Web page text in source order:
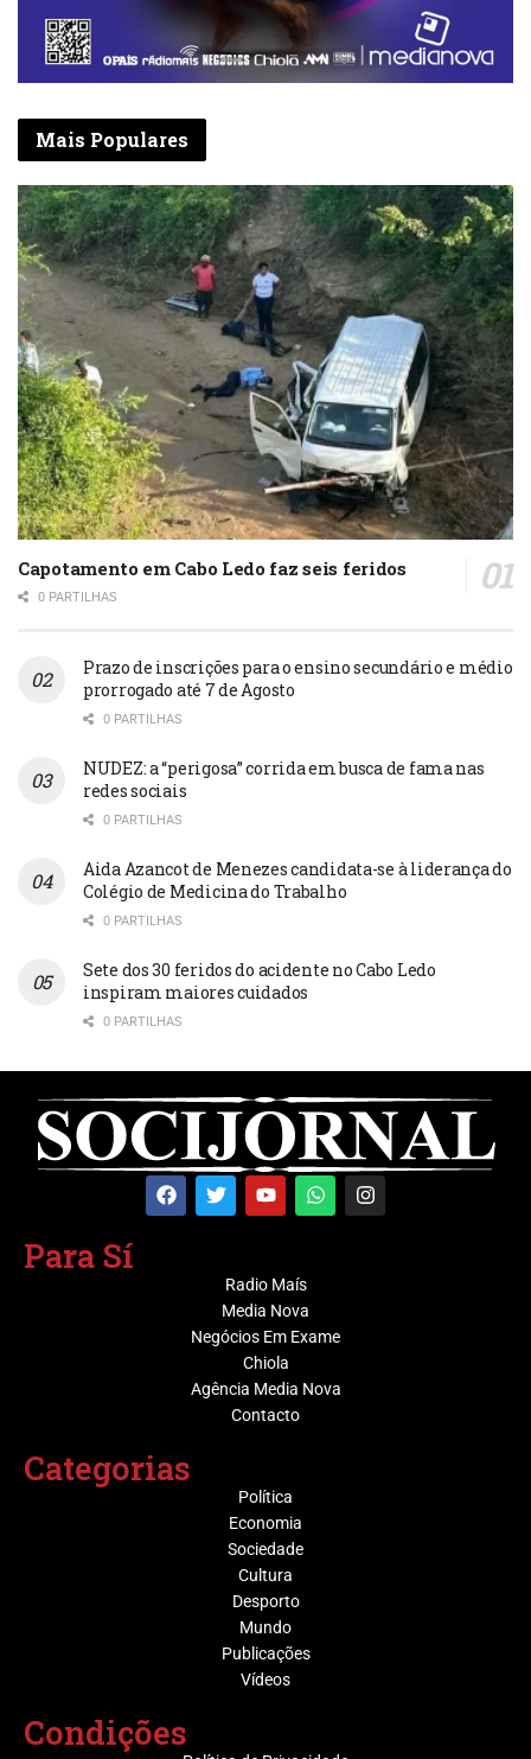
Mais Populares
Capotamento em Cabo Ledo faz seis feridos
0 PARTILHAS
Prazo de inscrições para o ensino secundário e médio
prorrogado até 7 de Agosto
0 PARTILHAS
NUDEZ: a “perigosa” corrida em busca de fama nas
redes sociais
0 PARTILHAS
Aida Azancot de Menezes candidata-se à liderança do
Colégio de Medicina do Trabalho
0 PARTILHAS
Sete dos 30 feridos do acidente no Cabo Ledo
inspiram maiores cuidados
0 PARTILHAS
Para Sí
Radio Maís
Media Nova
Negócios Em Exame
Chiola
Agência Media Nova
Contacto
Categorias
Política
Economia
Sociedade
Cultura
Desporto
Mundo
Publicações
Vídeos
Condições